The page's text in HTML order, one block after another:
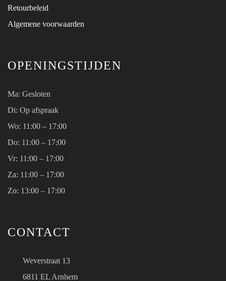
Retourbeleid
Algemene voorwaarden
OPENINGSTIJDEN
Ma: Gesloten
Di: Op afspraak
Wo: 11:00 – 17:00
Do: 11:00 – 17:00
Vr: 11:00 – 17:00
Za: 11:00 – 17:00
Zo: 13:00 – 17:00
CONTACT
Weverstraat 13
6811 EL Arnhem